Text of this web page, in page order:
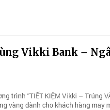
Vikki Bank –
trình “TIẾT KIỆM Vikki – Trúng
vàng dành cho khách hàng may